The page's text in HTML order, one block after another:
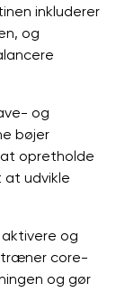
inkluderer
og
og
bøjer
opretholde
at udvikle
og
træner core-
og gør